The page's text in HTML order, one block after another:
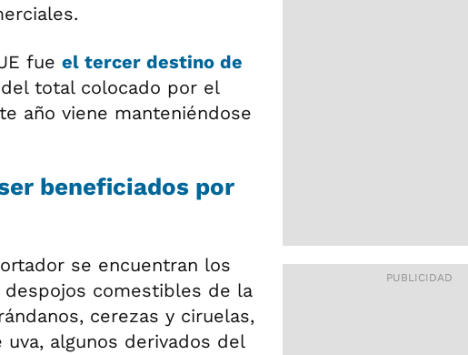
fue el tercer destino de
total colocado por el
año viene manteniéndose
beneficiados por
se encuentran los
despojos comestibles de la
cerezas y ciruelas,
algunos derivados del